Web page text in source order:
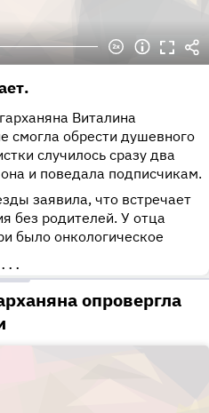
Виталина
обрести душевного
случилось сразу два
и поведала подписчикам.
заявила, что встречает
без родителей. У отца
было онкологическое
•••
опровергла